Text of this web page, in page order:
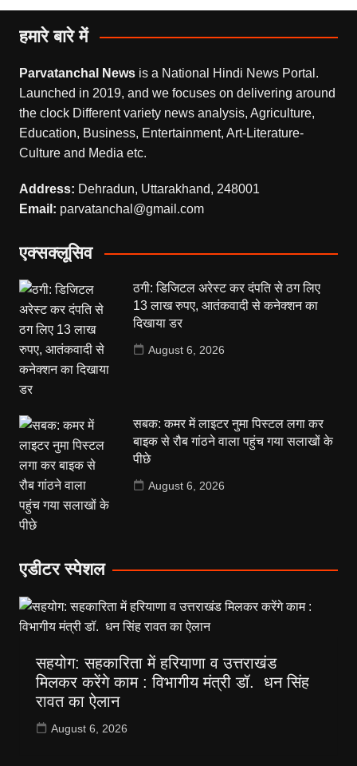
हमारे बारे में
Parvatanchal Newsis a National Hindi News Portal.
Launched in 2019, and we focuses on delivering around
the clock Different variety news analysis, Agriculture,
Education, Business, Entertainment, Art-Literature-
Culture and Media etc.
Address: Dehradun, Uttarakhand, 248001
Email: parvatanchal@gmail.com
एक्सक्लूसिव
ठगी: डिजिटल अरेस्ट कर दंपति से ठग लिए
13 लाख रुपए, आतंकवादी से कनेक्शन का
दिखाया डर
August 6, 2026
सबक: कमर में लाइटर नुमा पिस्टल लगा कर
बाइक से रौब गांठने वाला पहुंच गया सलाखों के
पीछे
August 6, 2026
एडीटर स्पेशल
सहयोग: सहकारिता में हरियाणा व उत्तराखंड
मिलकर करेंगे काम : विभागीय मंत्री डॉ. धन सिंह
रावत का ऐलान
August 6, 2026